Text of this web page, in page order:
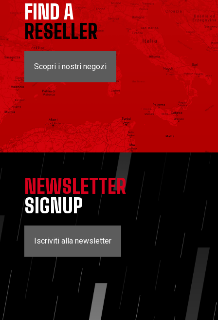
FIND A
RESELLER
Scopri i nostri negozi
NEWSLETTER
SIGNUP
Iscriviti alla newsletter